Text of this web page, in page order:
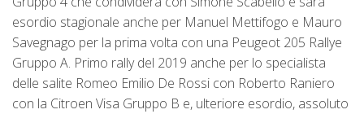
esordio stagionale anche per Manuel Mettifogo e Mauro
Savegnago per la prima volta con una Peugeot 205 Rallye
Gruppo A. Primo rally del 2019 anche per lo specialista
delle salite Romeo Emilio De Rossi con Roberto Raniero
con la Citroen Visa Gruppo B e, ulteriore esordio, assoluto